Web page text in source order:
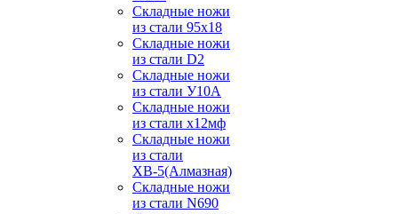
Складные ножи
из стали 95х18
Складные ножи
из стали D2
Складные ножи
из стали У10А
Складные ножи
из стали х12мф
Складные ножи
из стали
ХВ-5(Алмазная)
Складные ножи
из стали N690